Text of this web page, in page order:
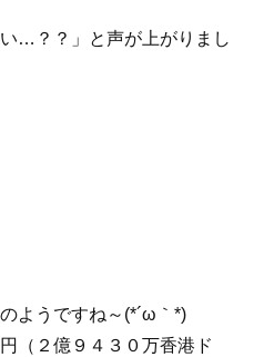
…？？」と声が上がりまし
ようですね～(*´ω｀*)
（２億９４３０万香港ド